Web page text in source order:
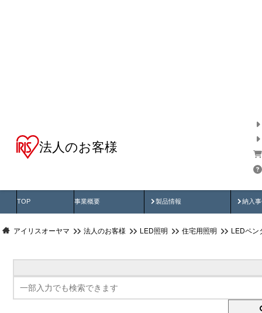
法人のお客様
TOP 事業概要 製品情報
製品動画 納入
納
アイリスオーヤマ 法人のお客様 LED照明 住宅用照明 LEDペン